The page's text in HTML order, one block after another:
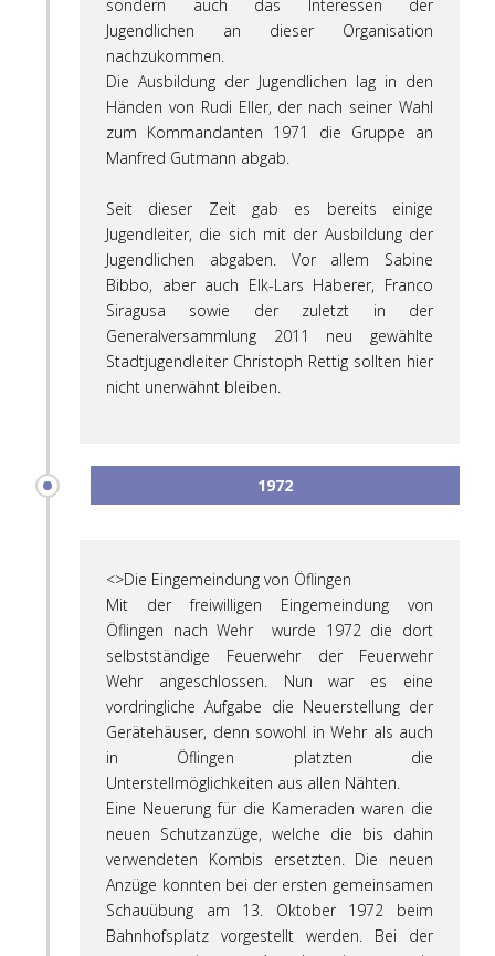
sondern auch das Interessen der
Jugendlichen an dieser Organisation
nachzukommen.
Die Ausbildung der Jugendlichen lag in den
Händen von Rudi Eller, der nach seiner Wahl
zum Kommandanten 1971 die Gruppe an
Manfred Gutmann abgab.
Seit dieser Zeit gab es bereits einige
Jugendleiter, die sich mit der Ausbildung der
Jugendlichen abgaben. Vor allem Sabine
Bibbo, aber auch Elk-Lars Haberer, Franco
Siragusa sowie der zuletzt in der
Generalversammlung 2011 neu gewählte
Stadtjugendleiter Christoph Rettig sollten hier
nicht unerwähnt bleiben.
1972
<>Die Eingemeindung von Öflingen
Mit der freiwilligen Eingemeindung von
Öflingen nach Wehr wurde 1972 die dort
selbstständige Feuerwehr der Feuerwehr
Wehr angeschlossen. Nun war es eine
vordringliche Aufgabe die Neuerstellung der
Gerätehäuser, denn sowohl in Wehr als auch
in Öflingen platzten die
Unterstellmöglichkeiten aus allen Nähten.
Eine Neuerung für die Kameraden waren die
neuen Schutzanzüge, welche die bis dahin
verwendeten Kombis ersetzten. Die neuen
Anzüge konnten bei der ersten gemeinsamen
Schauübung am 13. Oktober 1972 beim
Bahnhofsplatz vorgestellt werden. Bei der